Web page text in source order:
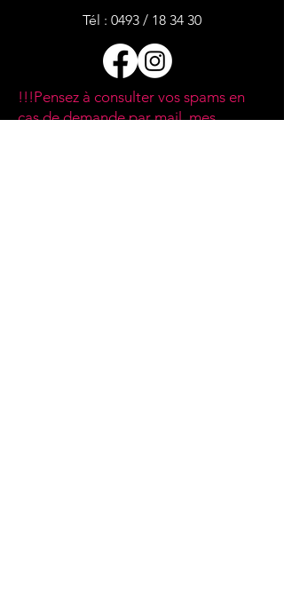
Tél : 0493 / 18 34 30
!!!Pensez à consulter vos spams en
cas de demande par mail, mes